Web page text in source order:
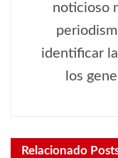
noticioso
identificar
los
Relacionado